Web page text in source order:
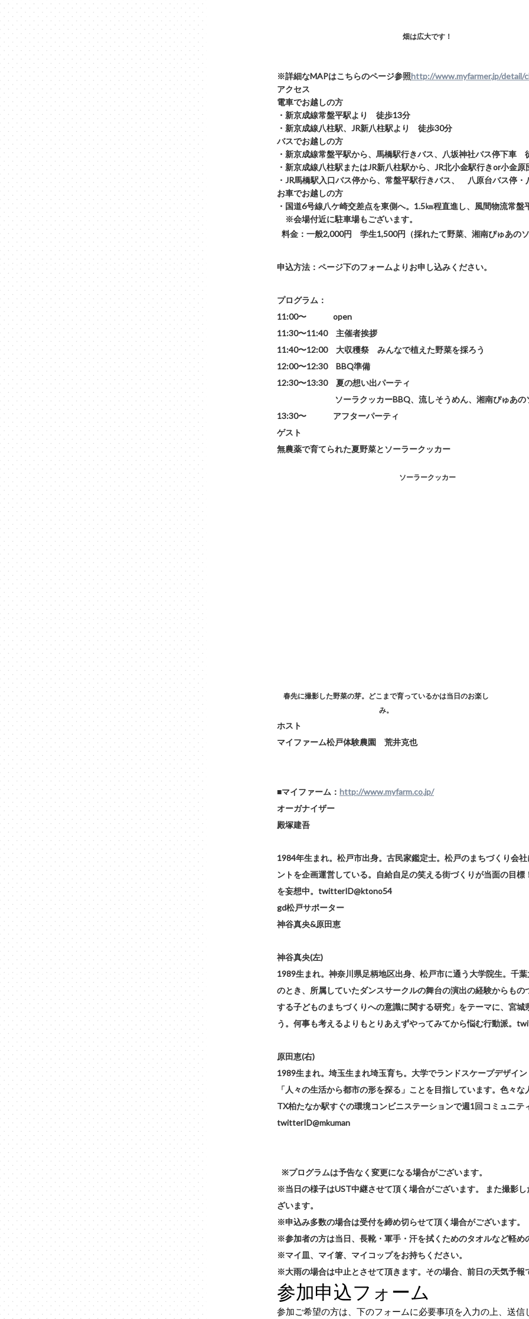
畑は広大です！
※詳細なMAPはこちらのページ参照http://www.myfarmer.jp/detail/
アクセス
電車でお越しの方
・新京成線常盤平駅より 徒歩13分
・新京成線八柱駅、JR新八柱駅より 徒歩30分
バスでお越しの方
・新京成線常盤平駅から、馬橋駅行きバス、八坂神社バス停下車
・新京成線八柱駅またはJR新八柱駅から、JR北小金駅行きor小金
・JR馬橋駅入口バス停から、常盤平駅行きバス、 八原台バス停・
お車でお越しの方
・国道6号線八ケ崎交差点を東側へ。1.5㎞程直進し、風間物流常盤
※会場付近に駐車場もございます。
料金 ：一般2,000円 学生1,500円（採れたて野菜、湘南ぴゅあの
申込方法 ：ページ下のフォームよりお申し込みください。
プログラム ：
11:00〜 open
11:30〜11:40 主催者挨拶
11:40〜12:00 大収穫祭 みんなで植えた野菜を採ろう
12:00〜12:30 BBQ準備
12:30〜13:30 夏の想い出パーティ
ソーラクッカーBBQ、流しそうめん、湘南ぴゅあのソ
13:30〜 アフターパーティ
ゲスト
無農薬で育てられた夏野菜とソーラークッカー
ソーラークッカー
春先に撮影した野菜の芽。どこまで育っているかは当日のお楽し
み。
ホスト
マイファーム松戸体験農園 荒井克也
■マイファーム： http://www.myfarm.co.jp/
オーガナイザー
殿塚建吾
1984年生まれ。松戸市出身。古民家鑑定士。松戸のまちづくり会
ントを企画運営している。自給自足の笑える街づくりが当面の目
を妄想中。twitterID@ktono54
gd松戸サポーター
神谷真央&原田恵
神谷真央(左)
1989生まれ。神奈川県足柄地区出身、松戸市に通う大学院生。千
のとき、所属していたダンスサークルの舞台の演出の経験からも
する子どものまちづくりへの意識に関する研究」をテーマに、宮
う。何事も考えるよりもとりあえずやってみてから悩む行動派。
原田恵(右)
1989生まれ。埼玉生まれ埼玉育ち。大学でランドスケープデザイ
「人々の生活から都市の形を探る」ことを目指しています。色々
TX柏たなか駅すぐの環境コンビニステーションで週1回コミュニテ
twitterID@mkuman
※プログラムは予告なく変更になる場合がございます。
※当日の様子はUST中継させて頂く場合がございます。 また撮影
ざいます。
※申込み多数の場合は受付を締め切らせて頂く場合がございます。
※参加者の方は当日、長靴・軍手・汗を拭くためのタオルなど軽め
※マイ皿、マイ箸、マイコップをお持ちください。
※大雨の場合は中止とさせて頂きます。その場合、前日の天気予報